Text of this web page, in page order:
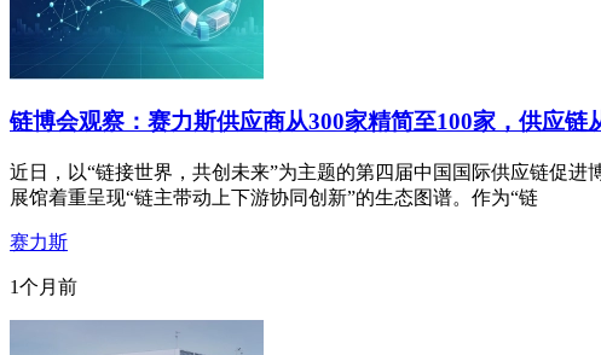
链博会观察：赛力斯供应商从300家精简至100家，供应链
近日，以“链接世界，共创未来”为主题的第四届中国国际供应链促
展馆着重呈现“链主带动上下游协同创新”的生态图谱。作为“链
赛力斯
1个月前